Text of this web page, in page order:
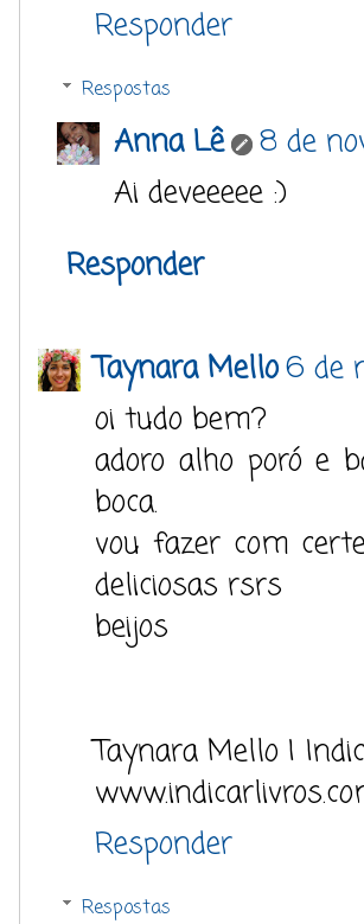
Responder
Respostas
Anna Lê
8 de
Ai deveeeee :)
Responder
Taynara Mello6 de
oi tudo bem?
adoro alho poró e
boca.
vou fazer com
deliciosas rsrs
beijos
Taynara Mello |
Responder
Respostas